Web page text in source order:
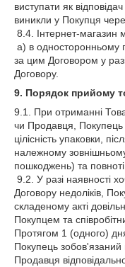
виступати як
виникли у Покупця через
8.4. Інтернет-магазин
а) в односторонньому
за цим Договором у
Договору.
9. Порядок прийому
9.1. При отриманні
чи Продавця, Покупець
цілісність упаковки,
належному зовнішньому
пошкоджень) та повноті
9.2. У разі наявності
Договору недоліків,
складеному акті
Покупцем та
Протягом 1 (одного)
Покупець
Продавця